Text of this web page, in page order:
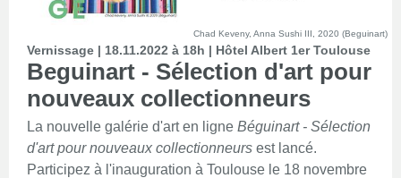
Chad Keveny, Anna Sushi III, 2020 (Beguinart)
Vernissage | 18.11.2022 à 18h | Hôtel Albert 1er Toulouse
Beguinart - Sélection d'art pour
nouveaux collectionneurs
La nouvelle galérie d'art en ligne Béguinart - Sélection
d'art pour nouveaux collectionneurs est lancé.
Participez à l'inauguration à Toulouse le 18 novembre